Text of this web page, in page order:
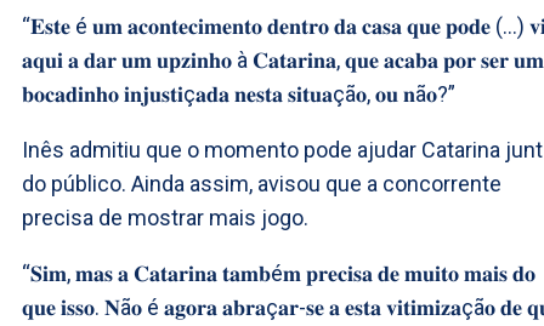
“𝐄𝐬𝐭𝐞 é 𝐮𝐦 𝐚𝐜𝐨𝐧𝐭𝐞𝐜𝐢𝐦𝐞𝐧𝐭𝐨 𝐝𝐞𝐧𝐭𝐫𝐨 𝐝𝐚 𝐜𝐚𝐬𝐚 𝐪𝐮𝐞 𝐩𝐨𝐝𝐞 (…)
𝐚𝐪𝐮𝐢 𝐚 𝐝𝐚𝐫 𝐮𝐦 𝐮𝐩𝐳𝐢𝐧𝐡𝐨 à 𝐂𝐚𝐭𝐚𝐫𝐢𝐧𝐚, 𝐪𝐮𝐞 𝐚𝐜𝐚𝐛𝐚 𝐩𝐨𝐫 𝐬𝐞𝐫 𝐮𝐦
𝐛𝐨𝐜𝐚𝐝𝐢𝐧𝐡𝐨 𝐢𝐧𝐣𝐮𝐬𝐭𝐢ç𝐚𝐝𝐚 𝐧𝐞𝐬𝐭𝐚 𝐬𝐢𝐭𝐮𝐚çã𝐨, 𝐨𝐮 𝐧ã𝐨?”
Inês admitiu que o momento pode ajudar Catarina
do público. Ainda assim, avisou que a concorrente
precisa de mostrar mais jogo.
“𝐒𝐢𝐦, 𝐦𝐚𝐬 𝐚 𝐂𝐚𝐭𝐚𝐫𝐢𝐧𝐚 𝐭𝐚𝐦𝐛é𝐦 𝐩𝐫𝐞𝐜𝐢𝐬𝐚 𝐝𝐞 𝐦𝐮𝐢𝐭𝐨 𝐦𝐚𝐢𝐬 𝐝𝐨
𝐪𝐮𝐞 𝐢𝐬𝐬𝐨. 𝐍ã𝐨 é 𝐚𝐠𝐨𝐫𝐚 𝐚𝐛𝐫𝐚ç𝐚𝐫-𝐬𝐞 𝐚 𝐞𝐬𝐭𝐚 𝐯𝐢𝐭𝐢𝐦𝐢𝐳𝐚çã𝐨 𝐝𝐞